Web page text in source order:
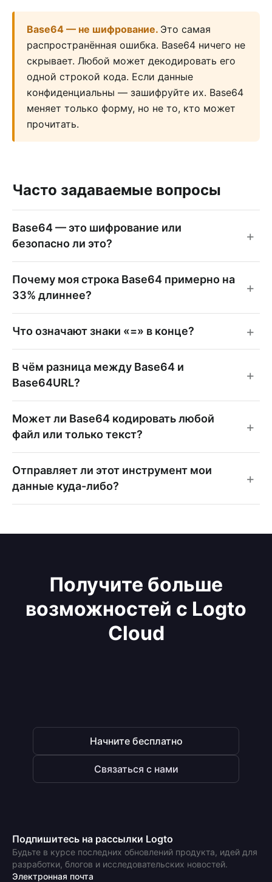
Base64 — не шифрование. Это самая
распространённая ошибка. Base64 ничего не
скрывает. Любой может декодировать его
одной строкой кода. Если данные
конфиденциальны — зашифруйте их. Base64
меняет только форму, но не то, кто может
прочитать.
Часто задаваемые вопросы
Base64 — это шифрование или
безопасно ли это?
Почему моя строка Base64 примерно на
33% длиннее?
Что означают знаки «=» в конце?
В чём разница между Base64 и
Base64URL?
Может ли Base64 кодировать любой
файл или только текст?
Отправляет ли этот инструмент мои
данные куда-либо?
Получите больше
возможностей с Logto
Cloud
Начните бесплатно
Связаться с нами
Подпишитесь на рассылки Logto
Будьте в курсе последних обновлений продукта, идей для
разработки, блогов и исследовательских новостей.
Электронная почта